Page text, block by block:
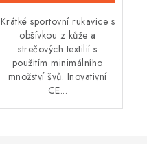
Krátké sportovní rukavice s
obšívkou z kůže a
strečových textilií s
použitím minimálního
množství švů. Inovativní
CE...